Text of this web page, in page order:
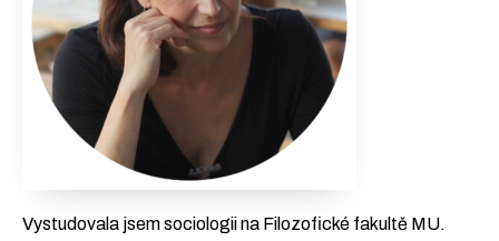
Vystudovala jsem sociologii na Filozofické fakultě MU.